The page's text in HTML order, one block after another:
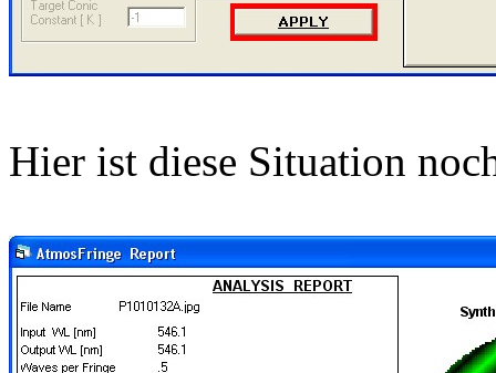
Hier ist diese Situation